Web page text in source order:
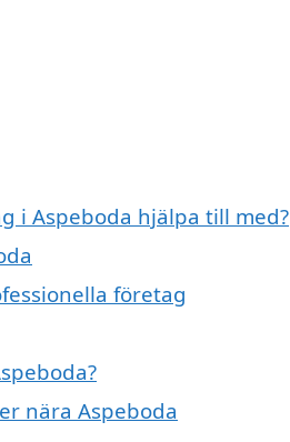
i Aspeboda hjälpa till med?
företag
nära Aspeboda